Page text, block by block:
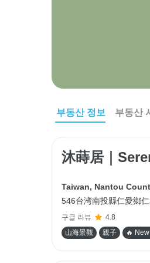
부동산 정보 부동산
沐蒔居｜
Taiwan, Nantou
546台湾南投縣仁愛鄉
구글 리뷰
4.8
山海景觀
親子 🔥